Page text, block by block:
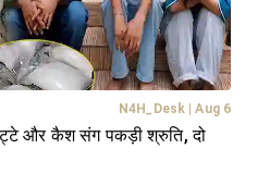
N4H_Desk Aug 6
और कैश संग पकड़ी श्रुति, दो